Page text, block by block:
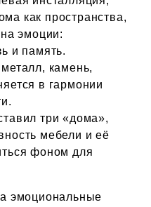
как пространства,
эмоции:
и память.
камень,
в гармонии
три «дома»,
мебели и её
фоном для
эмоциональные